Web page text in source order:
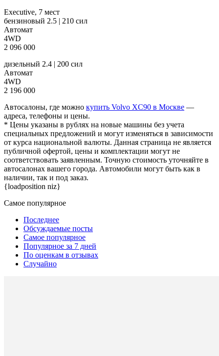
Executive, 7 мест
бензиновый 2.5 | 210 сил
Автомат
4WD
2 096 000
дизельный 2.4 | 200 сил
Автомат
4WD
2 196 000
Автосалоны, где можно купить Volvo XC90 в Москве —
адреса, телефоны и цены.
* Цены указаны в рублях на новые машины без учета
специальных предложений и могут изменяться в зависимости
от курса национальной валюты. Данная страница не является
публичной офертой, цены и комплектации могут не
соответствовать заявленным. Точную стоимость уточняйте в
автосалонах вашего города. Автомобили могут быть как в
наличии, так и под заказ.
{loadposition niz}
Самое популярное
Последнее
Обсуждаемые посты
Самое популярное
Популярное за 7 дней
По оценкам в отзывах
Случайно